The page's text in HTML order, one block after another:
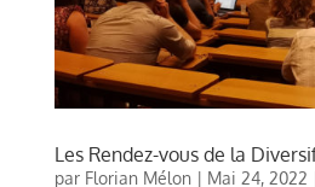
Les Rendez-vous de la
par Florian Mélon| Mai 24, 2022